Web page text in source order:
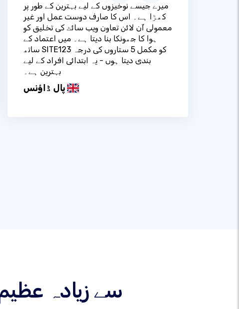
میرے جیسے نوخیزوں کے لیے بہترین کے طور پر
کھڑا ہے۔ اس کا صارف دوست عمل اور غیر
معمولی آن لائن تعاون ویب سائٹ کی تخلیق کو
ہوا کا جھونکا بنا دیتا ہے۔ میں اعتماد کے
ساتھ SITE123 کو مکمل 5 ستاروں کی درجہ
بندی دیتا ہوں - یہ ابتدائی افراد کے لیے
بہترین ہے۔
پال ڈاؤنس
367 سے زیادہ